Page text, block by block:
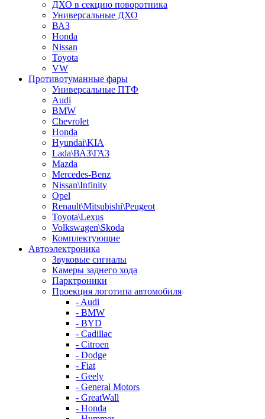
ДХО в секцию поворотника
Универсальные ДХО
ВАЗ
Honda
Nissan
Toyota
VW
Противотуманные фары
Универсальные ПТФ
Audi
BMW
Chevrolet
Honda
Hyundai\KIA
Lada\ВАЗ\ГАЗ
Mazda
Mercedes-Benz
Nissan\Infinity
Opel
Renault\Mitsubishi\Peugeot
Toyota\Lexus
Volkswagen\Skoda
Комплектующие
Автоэлектроника
Звуковые сигналы
Камеры заднего хода
Парктроники
Проекция логотипа автомобиля
- Audi
- BMW
- BYD
- Cadillac
- Citroen
- Dodge
- Fiat
- Geely
- General Motors
- GreatWall
- Honda